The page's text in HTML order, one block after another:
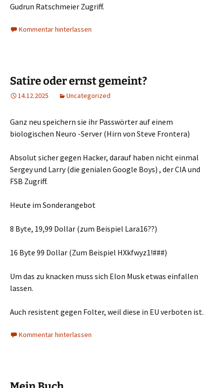
Gudrun Ratschmeier Zugriff.
Kommentar hinterlassen
Satire oder ernst gemeint?
14.12.2025 Uncategorized
Ganz neu speichern sie ihr Passwörter auf einem
biologischen Neuro -Server (Hirn von Steve Frontera)
Absolut sicher gegen Hacker, darauf haben nicht einmal
Sergey und Larry (die genialen Google Boys) , der CIA und
FSB Zugriff.
Heute im Sonderangebot
8 Byte, 19,99 Dollar (zum Beispiel Lara16??)
16 Byte 99 Dollar (Zum Beispiel HXkfwyz1!###)
Um das zu knacken muss sich Elon Musk etwas einfallen
lassen.
Auch resistent gegen Folter, weil diese in EU verboten ist.
Kommentar hinterlassen